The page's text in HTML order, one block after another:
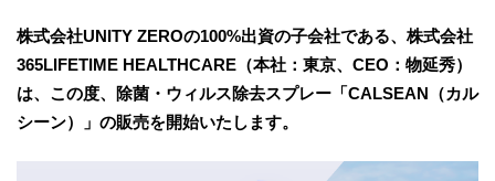
株式会社UNITY ZEROの100%出資の子会社である、株式会社
365LIFETIME HEALTHCARE（本社：東京、CEO：物延秀）
は、この度、除菌・ウィルス除去スプレー「CALSEAN（カル
シーン）」の販売を開始いたします。